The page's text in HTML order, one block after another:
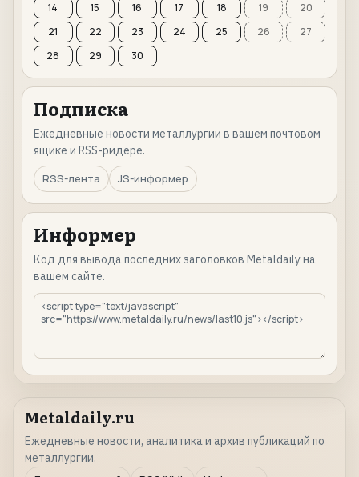
14
15 16 17 18 19
20
21
22 23 24 25 26
27
28
29 30
Подписка
Ежедневные новости металлургии в вашем почтовом
ящике и RSS-ридере.
RSS-лента
JS-информер
Информер
Код для вывода последних заголовков Metaldaily на
вашем сайте.
Metaldaily.ru
Ежедневные новости, аналитика и архив публикаций по
металлургии.